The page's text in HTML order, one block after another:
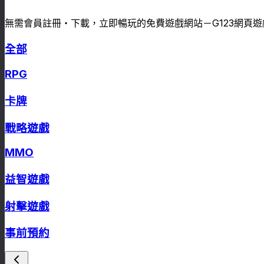
無需會員註冊・下載，立即暢玩的免費遊戲網站－G123網頁
全部
RPG
卡牌
戰略遊戲
MMO
益智遊戲
射擊遊戲
事前預約